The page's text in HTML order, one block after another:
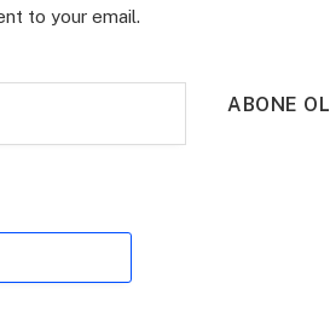
to your email.
ABONE OL